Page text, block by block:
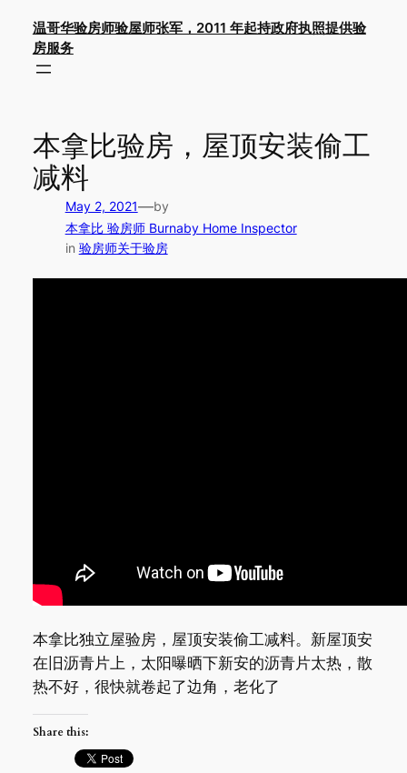
content
温哥华验房师验屋师张军，2011 年起持政府执照提供验
房服务
本拿比验房，屋顶安装偷工
减料
May 2, 2021—by
本拿比 验房师 Burnaby Home Inspector
in 验房师关于验房
本拿比独立屋验房，屋顶安装偷工减料。新屋顶安
在旧沥青片上，太阳曝晒下新安的沥青片太热，散
热不好，很快就卷起了边角，老化了
Share this: